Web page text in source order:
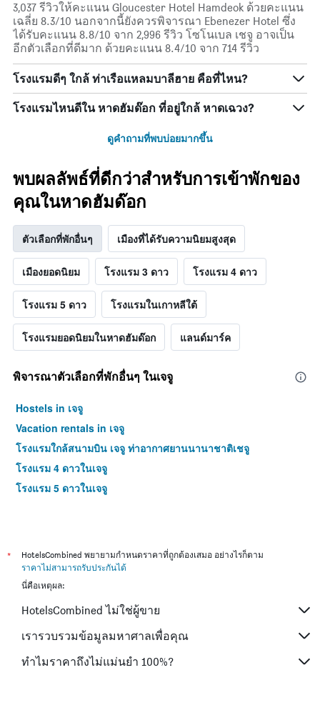
3,037 รีวิวให้คะแนน Gloucester Hotel Hamdeok ด้วยคะแนน
เฉลี่ย 8.3/10 นอกจากนี้ยังควรพิจารณา Ebenezer Hotel ซึ่ง
ได้รับคะแนน 8.8/10 จาก 2,996 รีวิว โซโนเบล เชจู อาจเป็น
อีกตัวเลือกที่ดีมาก ด้วยคะแนน 8.4/10 จาก 714 รีวิว
โรงแรมดีๆ ใกล้ ท่าเรือแหลมบาลีฮาย คือที่ไหน?
โรงแรมไหนดีใน หาดฮัมด๊อก ที่อยู่ใกล้ หาดเฉวง?
ดูคำถามที่พบบ่อยมากขึ้น
พบผลลัพธ์ที่ดีกว่าสำหรับการเข้าพักของ
คุณในหาดฮัมด๊อก
ตัวเลือกที่พักอื่นๆ เมืองที่ได้รับความนิยมสูงสุด
เมืองยอดนิยม โรงแรม 3 ดาว โรงแรม 4 ดาว
โรงแรม 5 ดาว โรงแรมในเกาหลีใต้
โรงแรมยอดนิยมในหาดฮัมด๊อก แลนด์มาร์ค
พิจารณาตัวเลือกที่พักอื่นๆ ในเจจู
Hostels in เจจู
Vacation rentals in เจจู
โรงแรมใกล้สนามบิน เจจู ท่าอากาศยานนานาชาติเชจู
โรงแรม 4 ดาวในเจจู
โรงแรม 5 ดาวในเจจู
*
HotelsCombined พยายามกำหนดราคาที่ถูกต้องเสมอ อย่างไรก็ตาม
ราคาไม่สามารถรับประกันได้
นี่คือเหตุผล:
HotelsCombined ไม่ใช่ผู้ขาย
เรารวบรวมข้อมูลมหาศาลเพื่อคุณ
ทำไมราคาถึงไม่แม่นยำ 100%?